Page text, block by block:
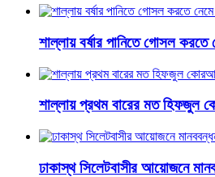
শাল্লায় বর্ষার পানিতে গোসল করতে
শাল্লায় প্রথম বারের মত হিফজুল
ঢাকাস্থ সিলেটবাসীর আয়োজনে